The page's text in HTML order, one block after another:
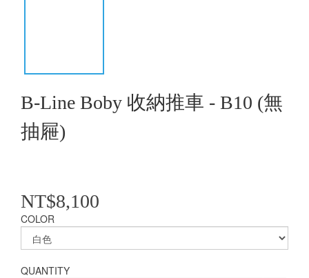
B-Line Boby 收納推車 - B10 (無
抽屜)
NT$8,100
COLOR
QUANTITY